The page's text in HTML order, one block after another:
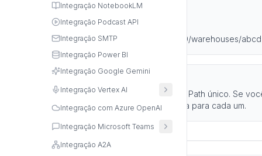
Integração NotebookLM
Integração Podcast API
Integração SMTP
Integração Power BI
Integração Google Gemini
Integração Vertex AI
Integração com Azure OpenAI
Integração Microsoft Teams
Integração A2A
Clique na aba "Connection Details"
Localize o campo "HTTP Path"
Copie o valor completo (ex: "/sql/1.0/warehouses/
Cada SQL Warehouse tem um HTTP Path único. Se
criar uma conexão separada na Luria para cada um.